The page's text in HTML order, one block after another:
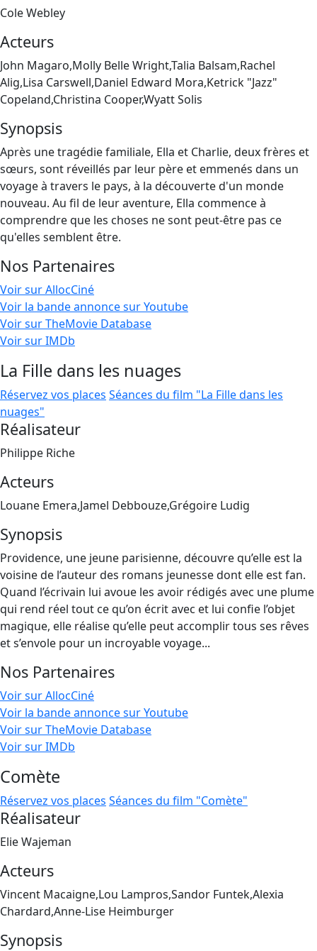
Cole Webley
Acteurs
John Magaro,Molly Belle Wright,Talia Balsam,Rachel
Alig,Lisa Carswell,Daniel Edward Mora,Ketrick "Jazz"
Copeland,Christina Cooper,Wyatt Solis
Synopsis
Après une tragédie familiale, Ella et Charlie, deux frères et
sœurs, sont réveillés par leur père et emmenés dans un
voyage à travers le pays, à la découverte d'un monde
nouveau. Au fil de leur aventure, Ella commence à
comprendre que les choses ne sont peut-être pas ce
qu'elles semblent être.
Nos Partenaires
Voir sur AllocCiné
Voir la bande annonce sur Youtube
Voir sur TheMovie Database
Voir sur IMDb
La Fille dans les nuages
Réservez vos places Séances du film "La Fille dans les
nuages"
Réalisateur
Philippe Riche
Acteurs
Louane Emera,Jamel Debbouze,Grégoire Ludig
Synopsis
Providence, une jeune parisienne, découvre qu’elle est la
voisine de l’auteur des romans jeunesse dont elle est fan.
Quand l’écrivain lui avoue les avoir rédigés avec une plume
qui rend réel tout ce qu’on écrit avec et lui confie l’objet
magique, elle réalise qu’elle peut accomplir tous ses rêves
et s’envole pour un incroyable voyage...
Nos Partenaires
Voir sur AllocCiné
Voir la bande annonce sur Youtube
Voir sur TheMovie Database
Voir sur IMDb
Comète
Réservez vos places Séances du film "Comète"
Réalisateur
Elie Wajeman
Acteurs
Vincent Macaigne,Lou Lampros,Sandor Funtek,Alexia
Chardard,Anne-Lise Heimburger
Synopsis